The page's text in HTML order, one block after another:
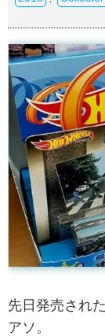
先日発売され
アソ。